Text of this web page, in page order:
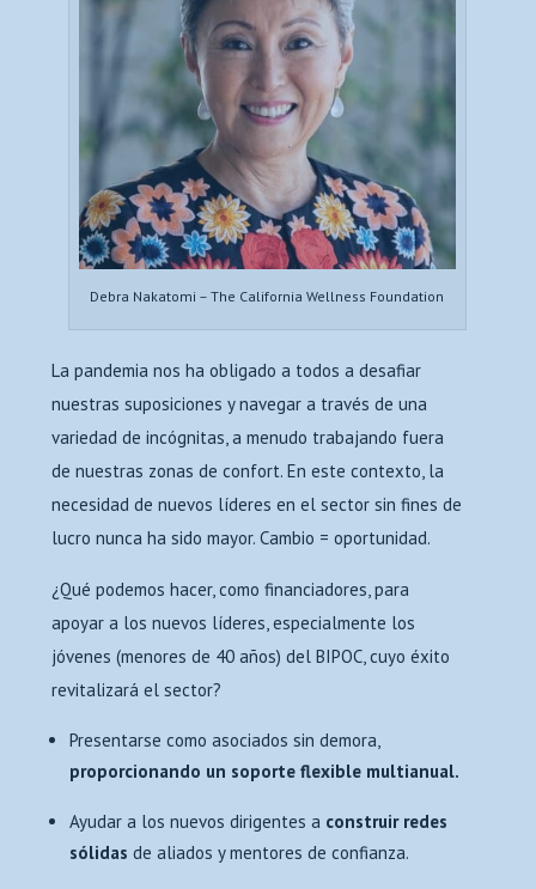
Debra Nakatomi – The California Wellness Foundation
La pandemia nos ha obligado a todos a desafiar
nuestras suposiciones y navegar a través de una
variedad de incógnitas, a menudo trabajando fuera
de nuestras zonas de confort. En este contexto, la
necesidad de nuevos líderes en el sector sin fines de
lucro nunca ha sido mayor. Cambio = oportunidad.
¿Qué podemos hacer, como financiadores, para
apoyar a los nuevos líderes, especialmente los
jóvenes (menores de 40 años) del BIPOC, cuyo éxito
revitalizará el sector?
Presentarse como asociados sin demora,
proporcionando un soporte flexible multianual.
Ayudar a los nuevos dirigentes a construir redes
sólidas de aliados y mentores de confianza.